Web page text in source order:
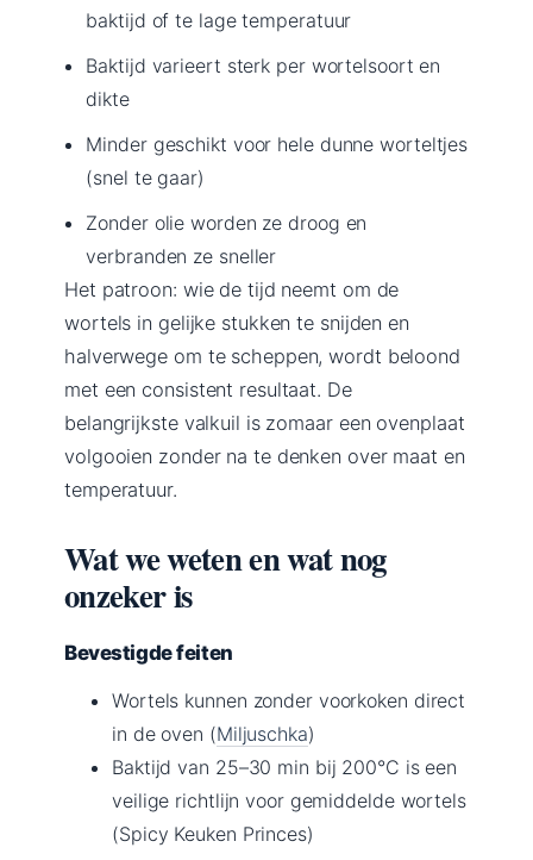
baktijd of te lage temperatuur
Baktijd varieert sterk per wortelsoort en
dikte
Minder geschikt voor hele dunne worteltjes
(snel te gaar)
Zonder olie worden ze droog en
verbranden ze sneller
Het patroon: wie de tijd neemt om de
wortels in gelijke stukken te snijden en
halverwege om te scheppen, wordt beloond
met een consistent resultaat. De
belangrijkste valkuil is zomaar een ovenplaat
volgooien zonder na te denken over maat en
temperatuur.
Wat we weten en wat nog
onzeker is
Bevestigde feiten
Wortels kunnen zonder voorkoken direct
in de oven (Miljuschka)
Baktijd van 25–30 min bij 200°C is een
veilige richtlijn voor gemiddelde wortels
(Spicy Keuken Princes)